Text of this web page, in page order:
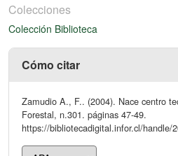
Colecciones
Colección Biblioteca
Cómo citar
Zamudio A., F.. (2004). Nace centro
Forestal, n.301. páginas 47-49.
https://bibliotecadigital.infor.cl/handle/